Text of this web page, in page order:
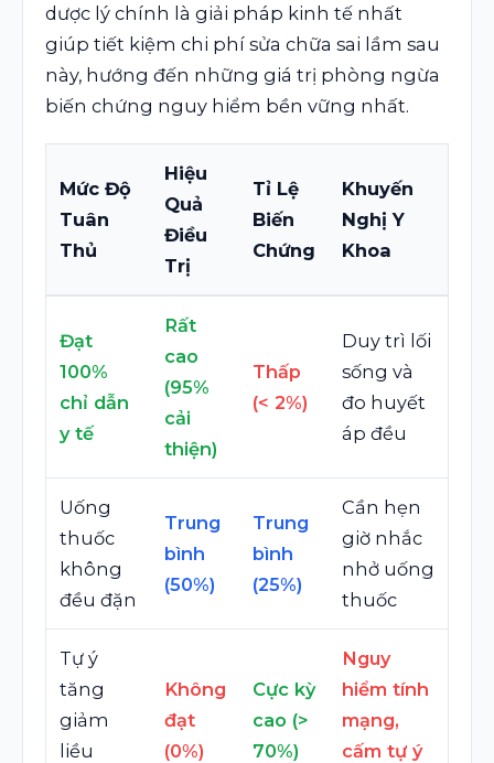
dược lý chính là giải pháp kinh tế nhất
giúp tiết kiệm chi phí sửa chữa sai lầm sau
này, hướng đến những giá trị phòng ngừa
biến chứng nguy hiểm bền vững nhất.
Mức Độ
Tuân
Thủ
Hiệu
Quả
Điều
Trị
Tỉ Lệ
Biến
Chứng
Khuyến
Nghị Y
Khoa
Đạt
100%
chỉ dẫn
y tế
Rất
cao
(95%
cải
thiện)
Thấp
(< 2%)
Duy trì lối
sống và
đo huyết
áp đều
Uống
thuốc
không
đều đặn
Trung
bình
(50%)
Trung
bình
(25%)
Cần hẹn
giờ nhắc
nhở uống
thuốc
Tự ý
tăng
giảm
liều
Không
đạt
(0%)
Cực kỳ
cao (>
70%)
Nguy
hiểm tính
mạng,
cấm tự ý